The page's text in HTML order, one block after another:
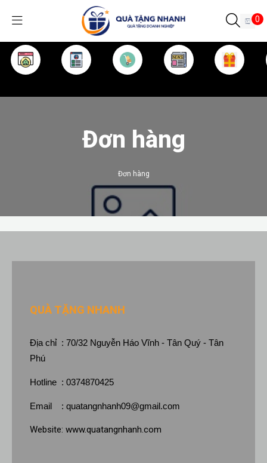
0
Đơn hàng
Đơn hàng
QUÀ TẶNG NHANH
Địa chỉ : 70/32 Nguyễn Háo Vĩnh - Tân Quý - Tân
Phú
Hotline : 0374870425
Email : quatangnhanh09@gmail.com
Website: www.quatangnhanh.com